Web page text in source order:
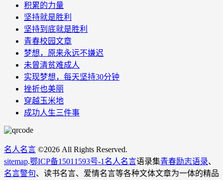
积累的力量
坚持就是胜利
坚持到底就是胜利
青春校园文章
梦想，原来永远不嫌迟
未曾清贫难成人
实现梦想，每天坚持30分钟
挫折也美丽
穿越玉米地
成功人生三件事
名人名言 ©2026 All Rights Reserved.
sitemap.鄂ICP备15011593号-1 名人名言语录集青春励志语录、
名言警句、读书名言、爱情名言等各种文体文章为一体的精品